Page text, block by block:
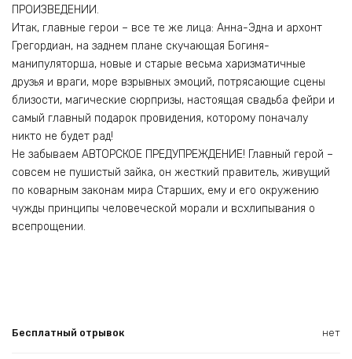
ПРОИЗВЕДЕНИИ.
Итак, главные герои – все те же лица: Анна-Эдна и архонт
Грегордиан, на заднем плане скучающая Богиня-
манипуляторша, новые и старые весьма харизматичные
друзья и враги, море взрывных эмоций, потрясающие сцены
близости, магические сюрпризы, настоящая свадьба фейри и
самый главный подарок провидения, которому поначалу
никто не будет рад!
Не забываем АВТОРСКОЕ ПРЕДУПРЕЖДЕНИЕ! Главный герой –
совсем не пушистый зайка, он жесткий правитель, живущий
по коварным законам мира Старших, ему и его окружению
чужды принципы человеческой морали и всхлипывания о
всепрощении.
Бесплатный отрывок нет